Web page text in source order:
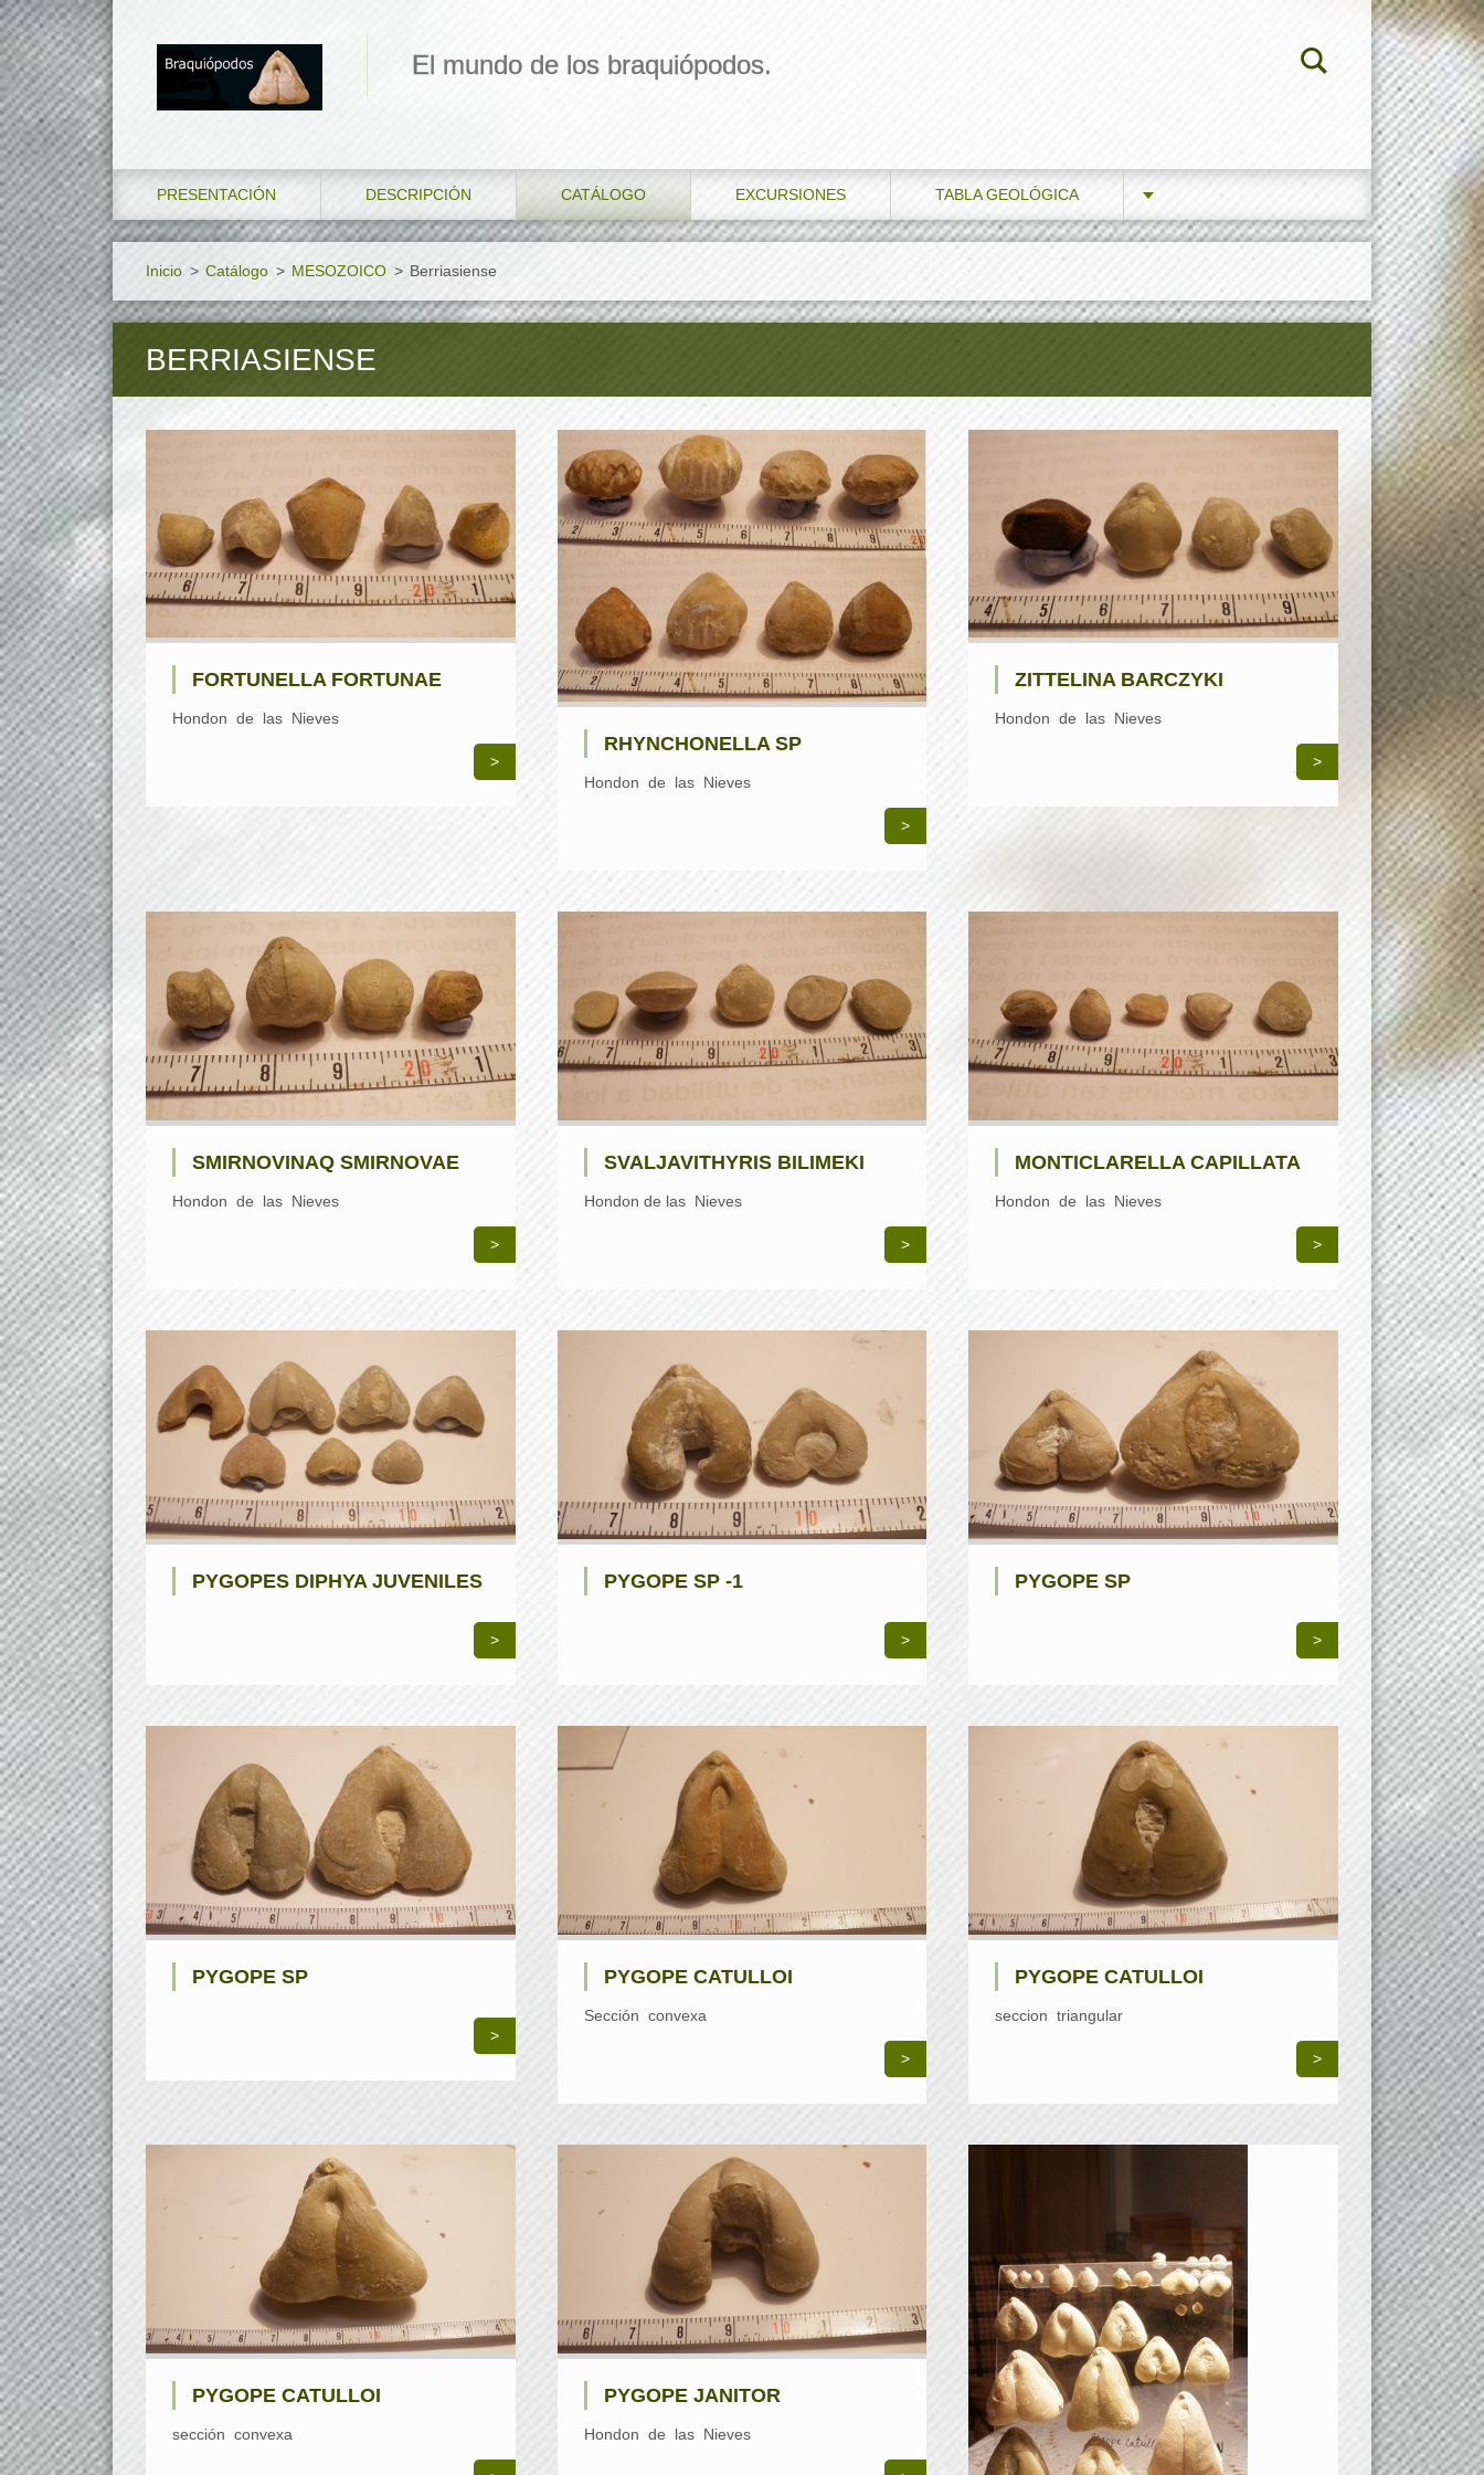
El mundo de los braquiópodos.
PRESENTACIÓN DESCRIPCIÓN CATÁLOGO EXCURSIONES TABLA GEOLÓGICA
Inicio > Catálogo > MESOZOICO > Berriasiense
BERRIASIENSE
FORTUNELLA FORTUNAE
Hondon de las Nieves
>
RHYNCHONELLA SP
Hondon de las Nieves
>
ZITTELINA BARCZYKI
Hondon de las Nieves
>
SMIRNOVINAQ SMIRNOVAE
Hondon de las Nieves
>
SVALJAVITHYRIS BILIMEKI
Hondon de las Nieves
>
MONTICLARELLA CAPILLATA
Hondon de las Nieves
>
PYGOPES DIPHYA JUVENILES
>
PYGOPE SP -1
>
PYGOPE SP
>
PYGOPE SP
>
PYGOPE CATULLOI
Sección convexa
>
PYGOPE CATULLOI
seccion triangular
>
PYGOPE CATULLOI
sección convexa
PYGOPE JANITOR
Hondon de las Nieves